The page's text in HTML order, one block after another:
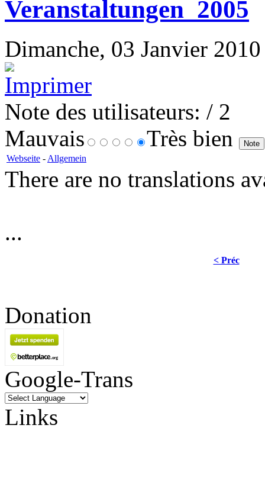
Veranstaltungen_2005
Dimanche, 03 Janvier
Note des utilisateurs: / 2
Mauvais
Très bien
Webseite - Allgemein
There are no translations
...
< Préc
Donation
Google-Trans
Links